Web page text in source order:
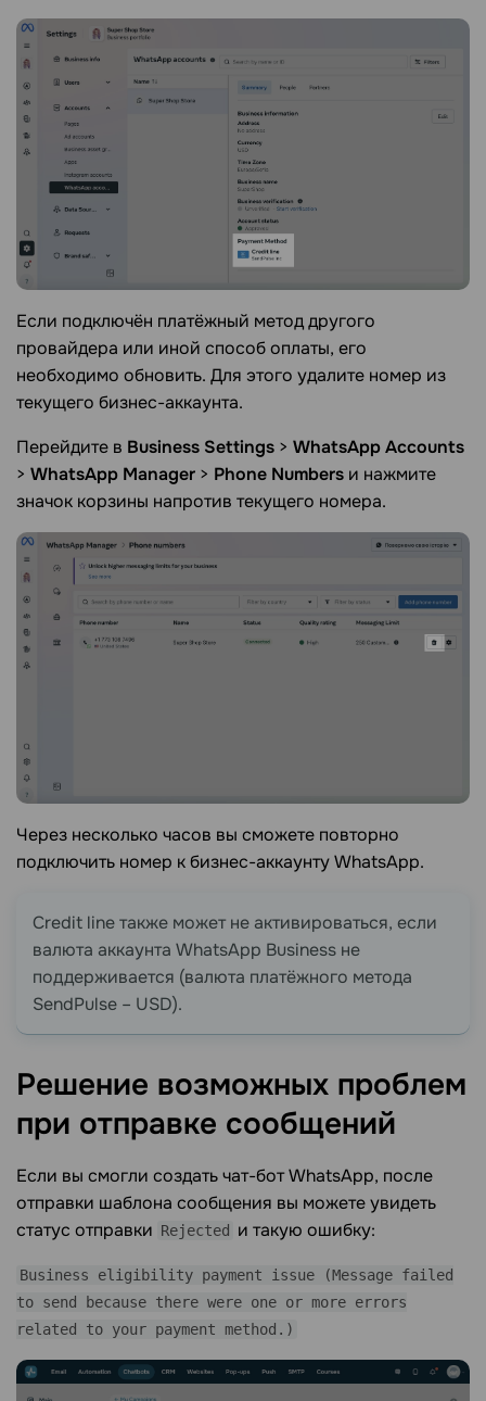
Если подключён платёжный метод другого
провайдера или иной способ оплаты, его
необходимо обновить. Для этого удалите номер из
текущего бизнес-аккаунта.
Перейдите в Business Settings > WhatsApp Accounts
> WhatsApp Manager > Phone Numbers и нажмите
значок корзины напротив текущего номера.
Через несколько часов вы сможете повторно
подключить номер к бизнес-аккаунту WhatsApp.
Credit line также может не активироваться, если
валюта аккаунта WhatsApp Business не
поддерживается (валюта платёжного метода
SendPulse – USD).
Решение возможных проблем
при отправке сообщений
Если вы смогли создать чат-бот WhatsApp, после
отправки шаблона сообщения вы можете увидеть
статус отправки Rejected и такую ошибку:
Business eligibility payment issue (Message failed
to send because there were one or more errors
related to your payment method.)